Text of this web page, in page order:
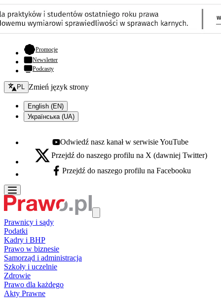
Promocje- otwiera się w nowej karcie
Newsletter
Podcasty
Zmień język - bieżący:
PL Zmień język strony
English (EN)
Українська (UA)
Youtube - otwiera się w nowej karcie
Odwiedź nasz kanał w serwisie YouTube
X - otwiera się w nowej karcie
Przejdź do naszego profilu na X (dawniej Twitter)
Facebook - otwiera się w nowej karcie
Przejdź do naszego profilu na Facebooku
Prawnicy i sądy
Podatki
Kadry i BHP
Prawo w biznesie
Samorząd i administracja
Szkoły i uczelnie
Zdrowie
Prawo dla każdego
Akty Prawne